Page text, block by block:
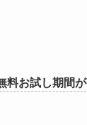
料お試し期間が